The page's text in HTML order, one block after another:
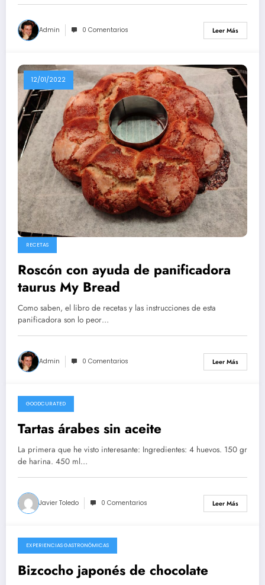
Admin 0 Comentarios Leer Más
12/01/2022
RECETAS
Roscón con ayuda de panificadora
taurus My Bread
Como saben, el libro de recetas y las instrucciones de esta
panificadora son lo peor…
Admin 0 Comentarios Leer Más
21/02/2021
GOODCURATED
Tartas árabes sin aceite
La primera que he visto interesante: Ingredientes: 4 huevos. 150 gr
de harina. 450 ml…
Javier Toledo 0 Comentarios Leer Más
10/08/2020
EXPERIENCIAS GASTRONÓMICAS
Bizcocho japonés de chocolate